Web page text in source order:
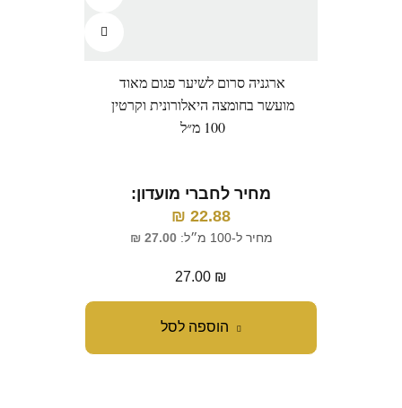
הוספה לסל
ארגניה סרום לשיער פגום מאוד
מועשר בחומצה היאלורונית וקרטין
100 מ״ל
מחיר לחברי מועדון:
22.88
₪
מחיר ל-100 מ״ל: 27.00
₪
27.00 ₪